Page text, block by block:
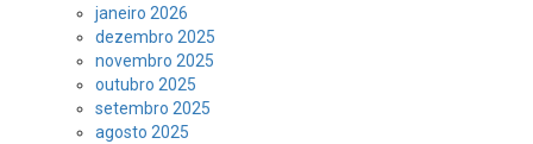
janeiro 2026
dezembro 2025
novembro 2025
outubro 2025
setembro 2025
agosto 2025